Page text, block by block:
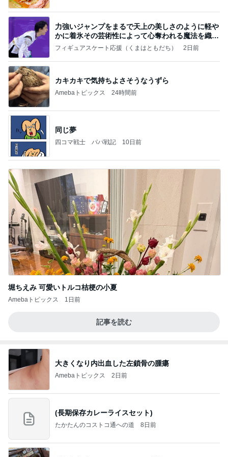
力強いジャンプをまるで天上の美しさのように軽や
かに着氷その芸術性によって心奪われる魔法を織り
なす
フィギュアスケート応援（くまはともだち） 2日前
カキカキで気持ちよさそうなうずら
Amebaトピックス 24時間前
同じ夢
四コマ戦士 パパ戦記 10日前
堀ちえみ 可愛いトルコ桔梗の小夏
Amebaトピックス 1日前
記事を読む
大きくなり内出血した左鎖骨の腫瘍
Amebaトピックス 2日前
(長期保存カレーライスセット)
たかたんのコストコ通への道 8日前